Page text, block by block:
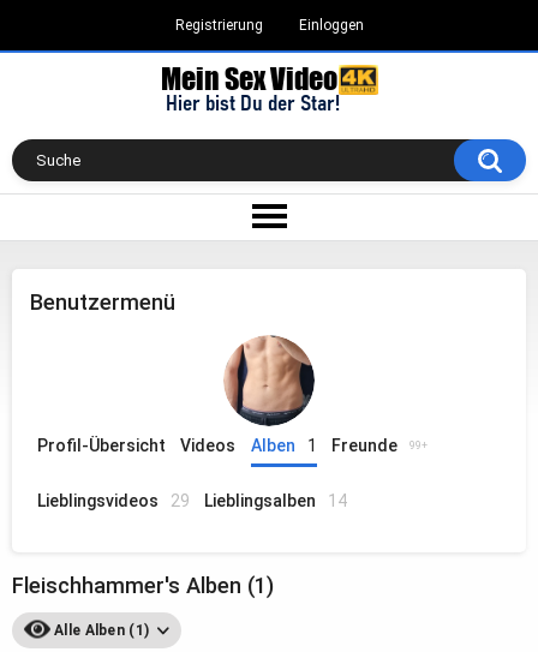
Registrierung Einloggen
Benutzermenü
Profil-Übersicht Videos Alben 1 Freunde 99+
Lieblingsvideos 29 Lieblingsalben 14
Fleischhammer's Alben (1)
Alle Alben (1)